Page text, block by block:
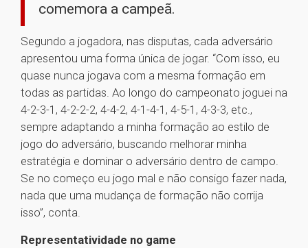
comemora a campeã.
Segundo a jogadora, nas disputas, cada adversário
apresentou uma forma única de jogar. “Com isso, eu
quase nunca jogava com a mesma formação em
todas as partidas. Ao longo do campeonato joguei na
4-2-3-1, 4-2-2-2, 4-4-2, 4-1-4-1, 4-5-1, 4-3-3, etc.,
sempre adaptando a minha formação ao estilo de
jogo do adversário, buscando melhorar minha
estratégia e dominar o adversário dentro de campo.
Se no começo eu jogo mal e não consigo fazer nada,
nada que uma mudança de formação não corrija
isso”, conta.
Representatividade no game